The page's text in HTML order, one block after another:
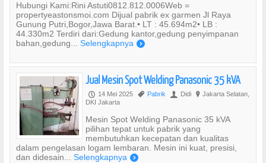
Hubungi Kami:Rini Astuti0812.812.0006Web =
propertyeastonsmoi.com Dijual pabrik ex garmen Jl Raya
Gunung Putri,Bogor,Jawa Barat.• LT : 45.694m2• LB :
44.330m2 Terdiri dari:Gedung kantor,gedung penyimpanan
bahan,gedung... Selengkapnya )
Jual Mesin Spot Welding Panasonic 35 kVA
P 14 Mei 2025 , Pabrik U Didi ? Jakarta Selatan,
DKI Jakarta
Mesin Spot Welding Panasonic 35 kVA
pilihan tepat untuk pabrik yang
membutuhkan kecepatan dan kualitas
dalam pengelasan logam lembaran. Mesin ini kuat, presisi,
dan didesain... Selengkapnya )